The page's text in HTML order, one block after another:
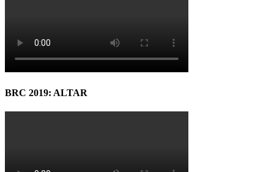
BRC 2019: ALTAR